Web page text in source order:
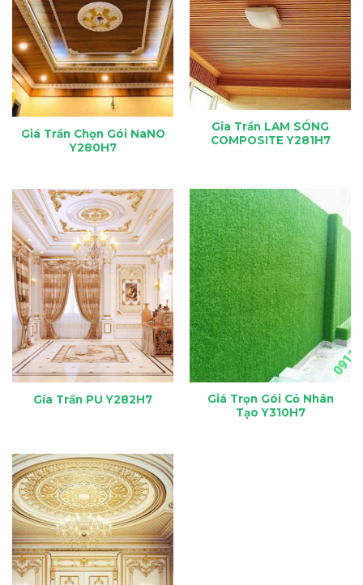
Giá Trần Chọn Gói NaNO
Y280H7
Gia Trần LAM SÓNG
COMPOSITE Y281H7
Gía Trần PU Y282H7
Giá Trọn Gói Cỏ Nhân
Tạo Y310H7